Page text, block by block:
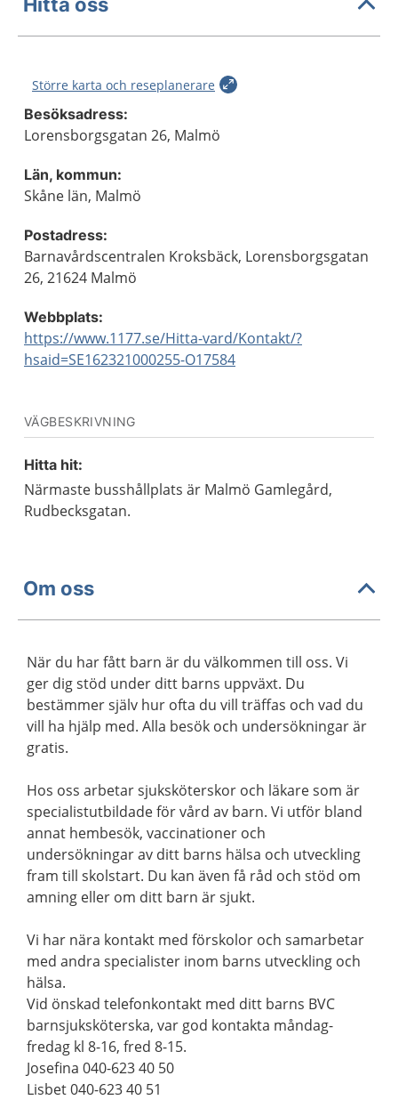
Hitta oss
Större karta och reseplanerare
Besöksadress:
Lorensborgsgatan 26, Malmö
Län, kommun:
Skåne län, Malmö
Postadress:
Barnavårdscentralen Kroksbäck, Lorensborgsgatan
26, 21624 Malmö
Webbplats:
https://www.1177.se/Hitta-vard/Kontakt/?
hsaid=SE162321000255-O17584
VÄGBESKRIVNING
Hitta hit:
Närmaste busshållplats är Malmö Gamlegård,
Rudbecksgatan.
Om oss
När du har fått barn är du välkommen till oss. Vi
ger dig stöd under ditt barns uppväxt. Du
bestämmer själv hur ofta du vill träffas och vad du
vill ha hjälp med. Alla besök och undersökningar är
gratis.
Hos oss arbetar sjuksköterskor och läkare som är
specialistutbildade för vård av barn. Vi utför bland
annat hembesök, vaccinationer och
undersökningar av ditt barns hälsa och utveckling
fram till skolstart. Du kan även få råd och stöd om
amning eller om ditt barn är sjukt.
Vi har nära kontakt med förskolor och samarbetar
med andra specialister inom barns utveckling och
hälsa.
Vid önskad telefonkontakt med ditt barns BVC
barnsjuksköterska, var god kontakta måndag-
fredag kl 8-16, fred 8-15.
Josefina 040-623 40 50
Lisbet 040-623 40 51